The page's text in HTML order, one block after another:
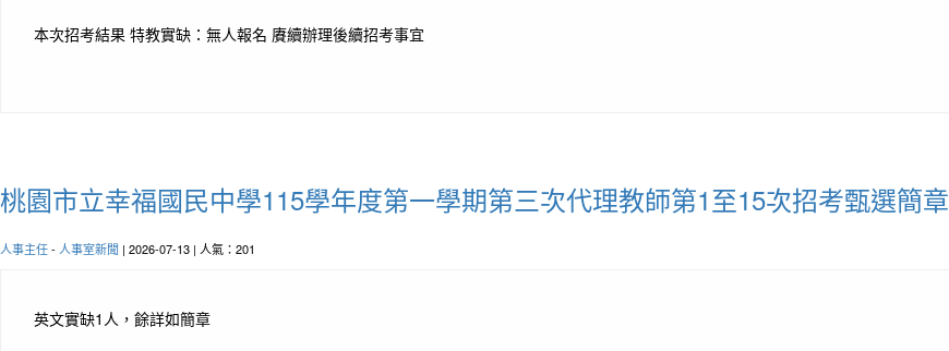
本次招考結果 特教實缺：無人報名 賡續辦理後續招考事宜
桃園市立幸福國民中學115學年度第一學期第三次代理教師第1至15次招考甄選簡章
人事主任- 人事室新聞 | 2026-07-13 | 人氣：201
英文實缺1人，餘詳如簡章